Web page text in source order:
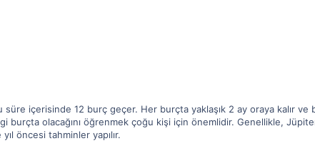
içerisinde 12 burç geçer. Her burçta yaklaşık 2 ay oraya kalır ve
burçta olacağını öğrenmek çoğu kişi için önemlidir. Genellikle,
öncesi tahminler yapılır.